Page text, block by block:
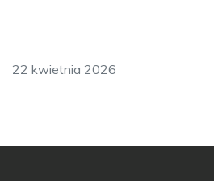
22 kwietnia 2026